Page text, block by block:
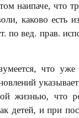
наипаче, что
каково есть
по вед. прав.
что уже
жизнью, что
детей, и при